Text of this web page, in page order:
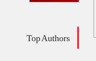
Top Authors